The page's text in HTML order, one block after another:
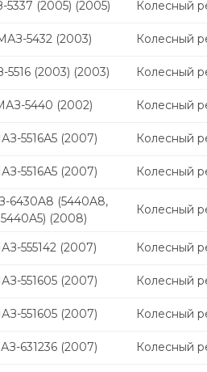
5337 (2005) (2005) Колесный
5432 (2003) Колесный
5516 (2003) (2003) Колесный
5440 (2002) Колесный
5516А5 (2007) Колесный
5516А5 (2007) Колесный
6430A8 (5440A8,
5440A5) (2008)
Колесный
555142 (2007) Колесный
551605 (2007) Колесный
551605 (2007) Колесный
631236 (2007) Колесный